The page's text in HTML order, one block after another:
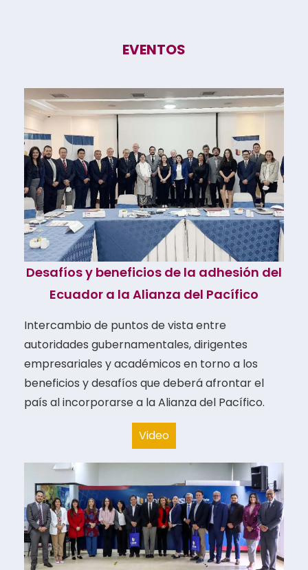
EVENTOS
Desafíos y beneficios de la adhesión del
Ecuador a la Alianza del Pacífico​
Intercambio de puntos de vista entre
autoridades gubernamentales, dirigentes
empresariales y académicos en torno a los
beneficios y desafíos que deberá afrontar el
país al incorporarse a la Alianza del Pacífico.
Video